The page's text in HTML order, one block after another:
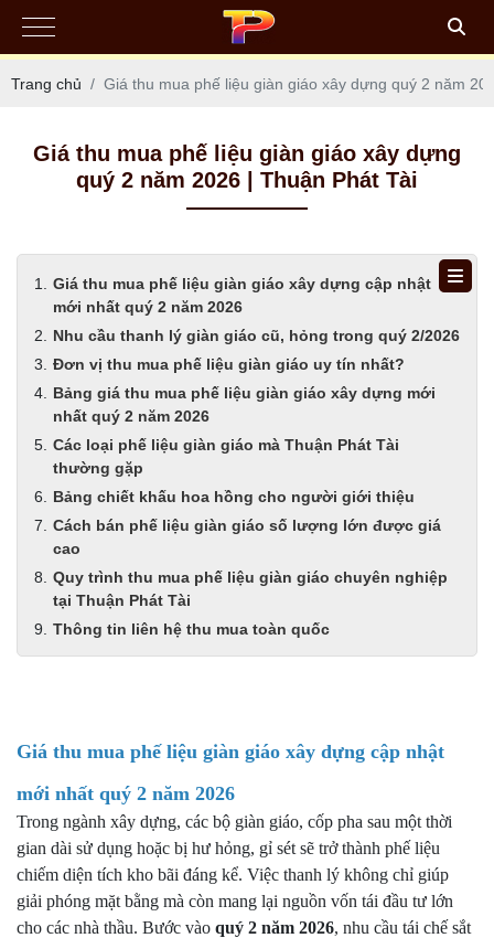
Trang chủ Giá thu mua phế liệu giàn giáo xây dựng quý 2 năm
Giá thu mua phế liệu giàn giáo xây dựng
quý 2 năm 2026 | Thuận Phát Tài
Giá thu mua phế liệu giàn giáo xây dựng cập nhật
mới nhất quý 2 năm 2026
Nhu cầu thanh lý giàn giáo cũ, hỏng trong quý 2/2026
Đơn vị thu mua phế liệu giàn giáo uy tín nhất?
Bảng giá thu mua phế liệu giàn giáo xây dựng mới
nhất quý 2 năm 2026
Các loại phế liệu giàn giáo mà Thuận Phát Tài
thường gặp
Bảng chiết khấu hoa hồng cho người giới thiệu
Cách bán phế liệu giàn giáo số lượng lớn được giá
cao
Quy trình thu mua phế liệu giàn giáo chuyên nghiệp
tại Thuận Phát Tài
Thông tin liên hệ thu mua toàn quốc
Giá thu mua phế liệu giàn giáo xây dựng cập nhật
mới nhất quý 2 năm 2026
Trong ngành xây dựng, các bộ giàn giáo, cốp pha sau một thời
gian dài sử dụng hoặc bị hư hỏng, gỉ sét sẽ trở thành phế liệu
chiếm diện tích kho bãi đáng kể. Việc thanh lý không chỉ giúp
giải phóng mặt bằng mà còn mang lại nguồn vốn tái đầu tư lớn
cho các nhà thầu. Bước vào quý 2 năm 2026, nhu cầu tái chế sắt